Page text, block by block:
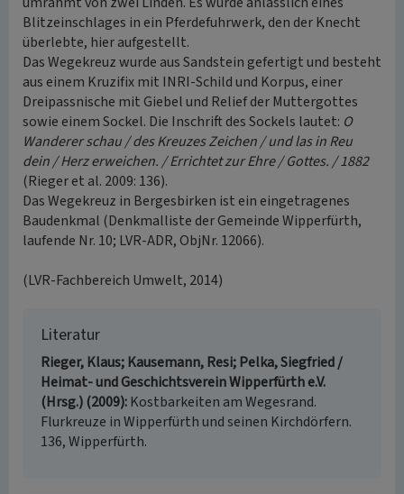
Blitzeinschlages in ein Pferdefuhrwerk, den der Knecht
überlebte, hier aufgestellt.
Das Wegekreuz wurde aus Sandstein gefertigt und besteht
aus einem Kruzifix mit INRI-Schild und Korpus, einer
Dreipassnische mit Giebel und Relief der Muttergottes
sowie einem Sockel. Die Inschrift des Sockels lautet: O
Wanderer schau / des Kreuzes Zeichen / und las in Reu
dein / Herz erweichen. / Errichtet zur Ehre / Gottes. / 1882
(Rieger et al. 2009: 136).
Das Wegekreuz in Bergesbirken ist ein eingetragenes
Baudenkmal (Denkmalliste der Gemeinde Wipperfürth,
laufende Nr. 10; LVR-ADR, ObjNr. 12066).
(LVR-Fachbereich Umwelt, 2014)
Literatur
Rieger, Klaus; Kausemann, Resi; Pelka, Siegfried /
Heimat- und Geschichtsverein Wipperfürth e.V.
(Hrsg.) (2009) Kostbarkeiten am Wegesrand.
Flurkreuze in Wipperfürth und seinen Kirchdörfern.
136, Wipperfürth.